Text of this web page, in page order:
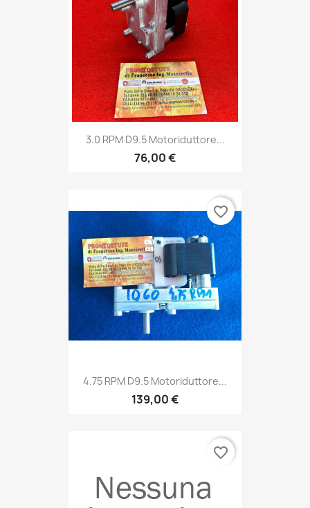
3.0 RPM D9.5 Motoriduttore...
76,00 €
4.75 RPM D9.5 Motoriduttore...
139,00 €
favorite_border
favorite_border